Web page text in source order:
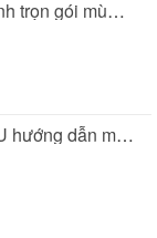
[Top 20] Đồ sơ sinh trọn gói mùa hè...
Làm mẹ LẦN ĐẦU hướng dẫn mua “đồ sơ...